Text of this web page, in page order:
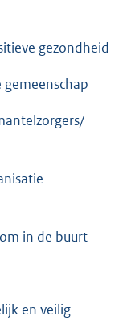
gezondheid
in de buurt
en veilig